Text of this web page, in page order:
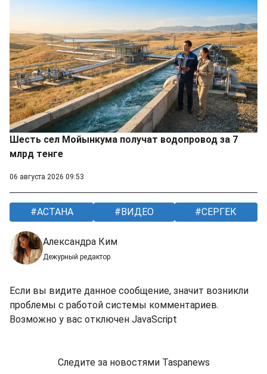
Шесть сел Мойынкума получат водопровод за 7
млрд тенге
06 августа 2026 09:53
АСТАНА ВИДЕО СЕРГЕК
Александра Ким
Дежурный редактор
Если вы видите данное сообщение, значит возникли
проблемы с работой системы комментариев.
Возможно у вас отключен JavaScript
Следите за новостями Taspanews